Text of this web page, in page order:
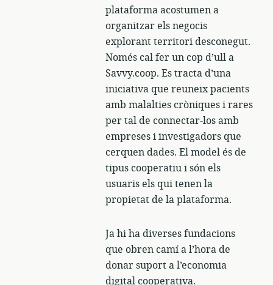
plataforma acostumen a
organitzar els negocis
explorant territori desconegut.
Només cal fer un cop d’ull a
Savvy.coop. Es tracta d’una
iniciativa que reuneix pacients
amb malalties cròniques i rares
per tal de connectar-los amb
empreses i investigadors que
cerquen dades. El model és de
tipus cooperatiu i són els
usuaris els qui tenen la
propietat de la plataforma.
Ja hi ha diverses fundacions
que obren camí a l’hora de
donar suport a l’economia
digital cooperativa.